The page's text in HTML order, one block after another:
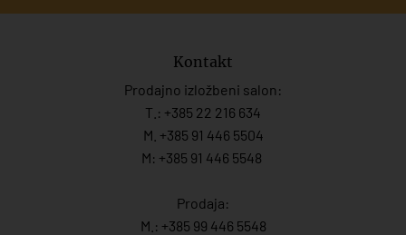
Kontakt
Prodajno izložbeni salon:
T.: +385 22 216 634
M. +385 91 446 5504
M: +385 91 446 5548
Prodaja:
M.: +385 99 446 5548